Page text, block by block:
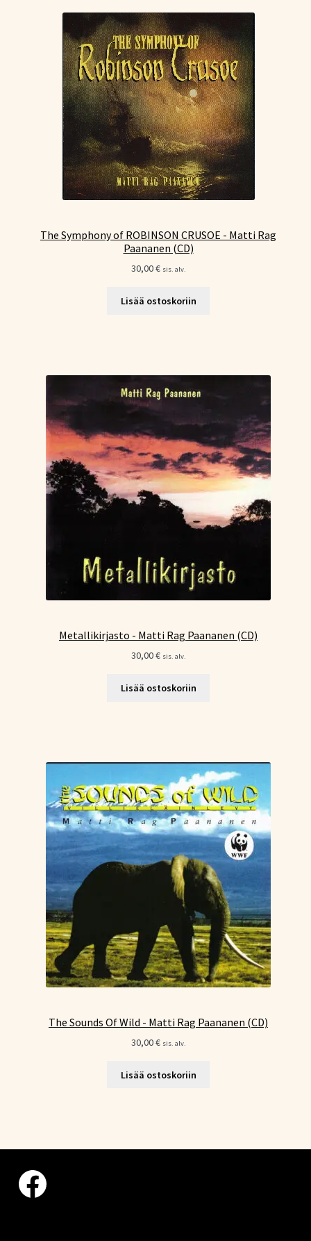
The Symphony of ROBINSON CRUSOE - Matti Rag
Paananen (CD)
30,00€ sis. alv.
Lisää ostoskoriin
Metallikirjasto - Matti Rag Paananen (CD)
30,00€ sis. alv.
Lisää ostoskoriin
The Sounds Of Wild - Matti Rag Paananen (CD)
30,00€ sis. alv.
Lisää ostoskoriin
Facebook